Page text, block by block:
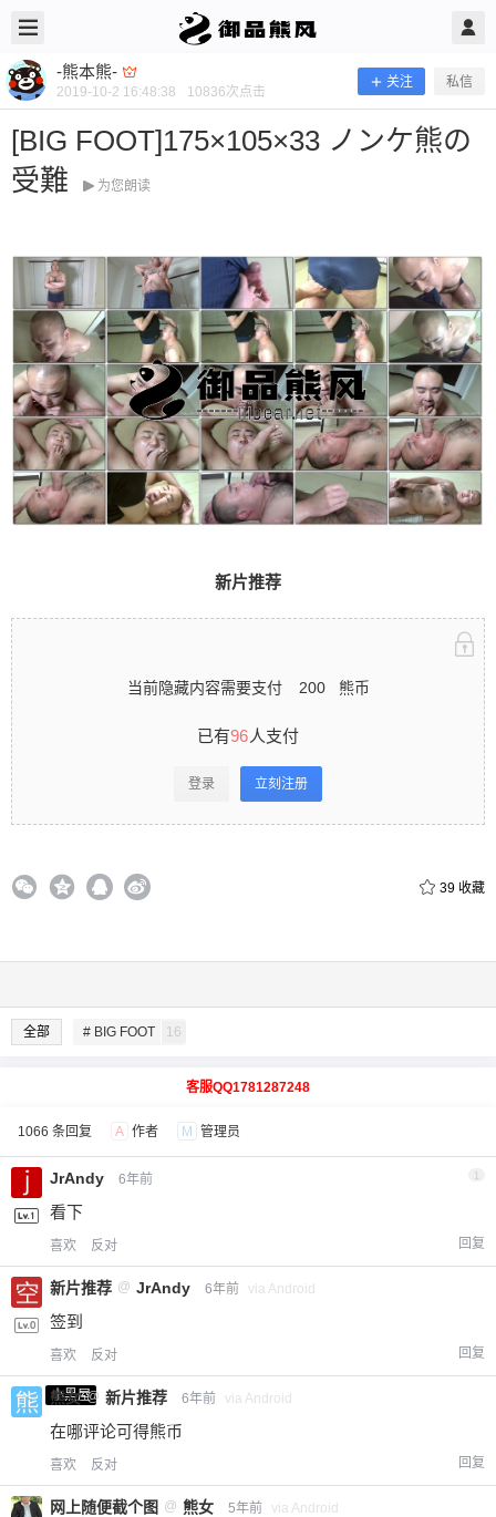
-熊本熊-
2019-10-2 16:48:38 10836次点击
关注 私信
[BIG FOOT]175×105×33 ノンケ熊の
受難
为您朗读
新片推荐
当前隐藏内容需要支付 200 熊币
已有96人支付
登录 立刻注册
39 收藏
全部 # BIG FOOT 16
-熊本熊- @ 御品熊风 2019/10/02
[BIG FOOT]175×105×33 ノンケ熊の
受難
新片推荐 当前隐藏内容需要支付200熊币 已有96人
支付 登录立刻注册 0 收藏
客服QQ1781287248
1066 条回复 A 作者 M 管理员
JrAndy 6年前
看下
喜欢 反对 回复
新片推荐 @ JrAndy 6年前 via Android
签到
喜欢 反对 回复
小黑屋
熊女 @ 新片推荐 6年前 via Android
在哪评论可得熊币
喜欢 反对 回复
网上随便截个图 @ 熊女 5年前 via Android